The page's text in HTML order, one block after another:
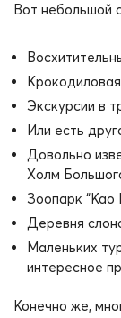
Вот небольшой
Экскурсии в
Или есть
Довольно
Холм
Зоопарк “Као
Деревня
Маленьких
интересное
Конечно же,